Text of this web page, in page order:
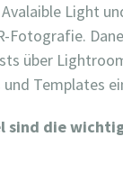
Light
Fotografie.
über
Templates
sind die